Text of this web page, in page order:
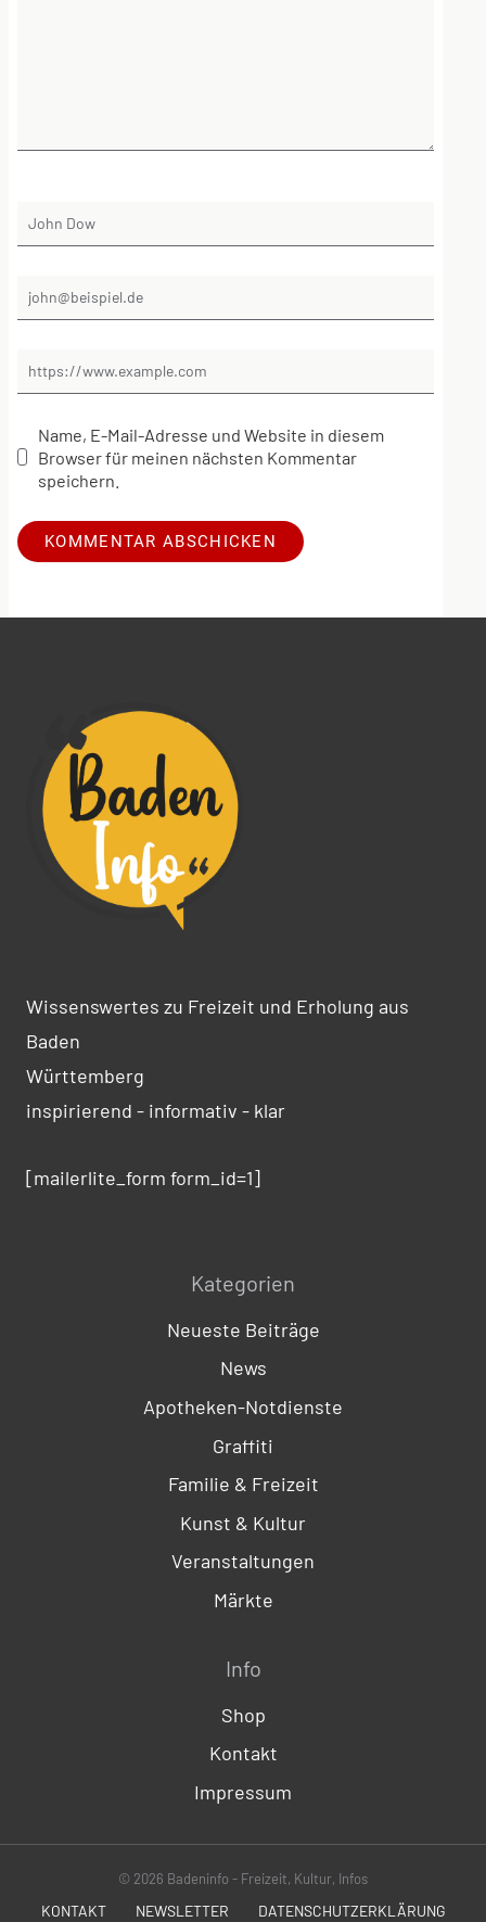
Name, E-Mail-Adresse und Website in diesem
Browser für meinen nächsten Kommentar
speichern.
Wissenswertes zu Freizeit und Erholung aus
Baden
Württemberg
inspirierend - informativ - klar
[mailerlite_form form_id=1]
Kategorien
Neueste Beiträge
News
Apotheken-Notdienste
Graffiti
Familie & Freizeit
Kunst & Kultur
Veranstaltungen
Märkte
Info
Shop
Kontakt
Impressum
© 2026 Badeninfo - Freizeit, Kultur, Infos
KONTAKT NEWSLETTER DATENSCHUTZERKLÄRUNG